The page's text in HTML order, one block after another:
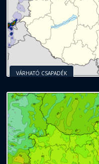
VÁRHATÓ CSAPADÉK